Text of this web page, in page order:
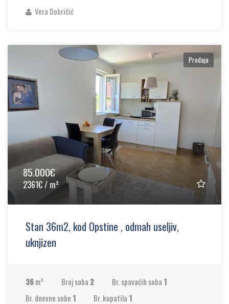
Vera Dobričić
Prodaja
85.000€
2361€ / m²
Stan 36m2, kod Opstine , odmah useljiv,
uknjizen
36m² Broj soba 2 Br. spavaćih soba 1
Br. dnevne sobe 1 Br. kupatila 1